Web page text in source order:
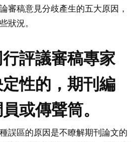
審稿意見分歧產生的五大原因，
狀況。
評議審稿專家
性的，期刊編
或傳聲筒。
誤區的原因是不瞭解期刊論文的